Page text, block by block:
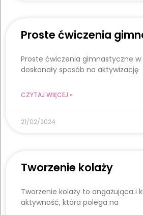
Proste ćwiczenia
Proste ćwiczenia gimnastyczne
doskonały sposób na aktywizację
CZYTAJ WIĘCEJ »
21/02/2024
Tworzenie kolaży
Tworzenie kolaży to angażująca i
aktywność, która polega na